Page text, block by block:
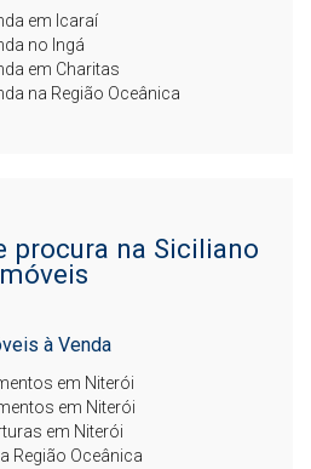
em Icaraí
no Ingá
em Charitas
na Região Oceânica
procura na Siciliano
à Venda
em Niterói
em Niterói
em Niterói
Região Oceânica